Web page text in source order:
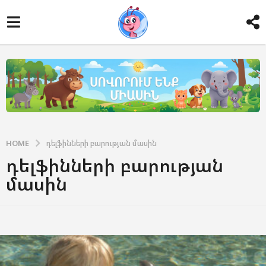
HOME դելֆինների բարության մասին
դելֆինների բարության
մասին